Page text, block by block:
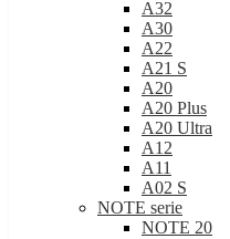
A20
A20 Plus
A20 Ultra
A12
A11
A02 S
NOTE serie
NOTE 20
NOTE 20
NOTE 10
NOTE 10
NOTE 10